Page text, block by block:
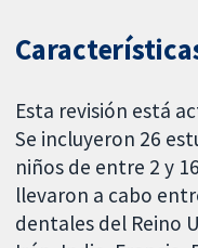
Esta revisión está
Se incluyeron 26
niños de entre 2 y
llevaron a cabo
dentales del Reino